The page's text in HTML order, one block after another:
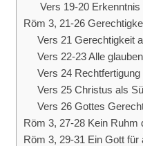
Vers 19-20
Röm 3, 21-26
Vers 21 Gerechtigkeit
Vers 22-23 Alle glauben
Vers 24
Vers 25 Christus als
Vers 26 Gottes
Röm 3, 27-28 Kein Ruhm
Röm 3, 29-31 Ein Gott für